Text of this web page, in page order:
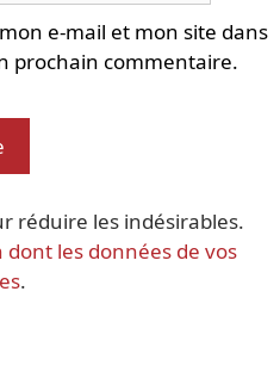
e-mail et mon site dans
prochain commentaire.
réduire les indésirables.
dont les données de vos
.